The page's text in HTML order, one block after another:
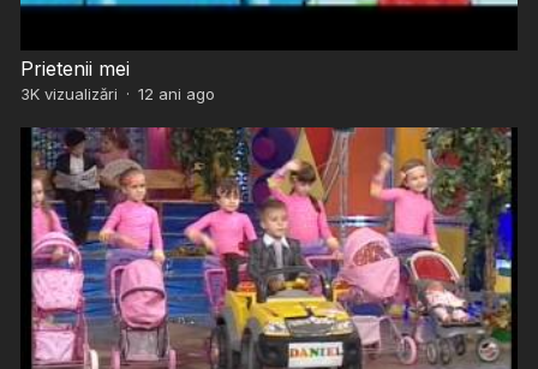
Prietenii mei
3Kvizualizări · 12 ani ago